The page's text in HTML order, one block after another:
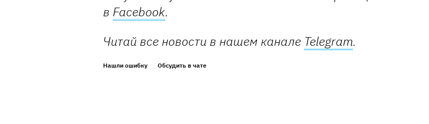
в Facebook.
Читай все новости в нашем канале Telegram.
Нашли ошибку Обсудить в чате